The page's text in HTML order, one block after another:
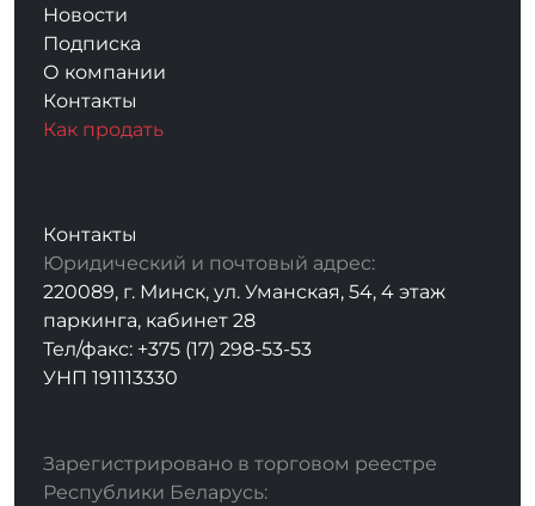
Новости
Подписка
О компании
Контакты
Как продать
Контакты
Юридический и почтовый адрес:
220089, г. Минск, ул. Уманская, 54, 4 этаж
паркинга, кабинет 28
Тел/факс: +375 (17) 298-53-53
УНП 191113330
Зарегистрировано в торговом реестре
Республики Беларусь: